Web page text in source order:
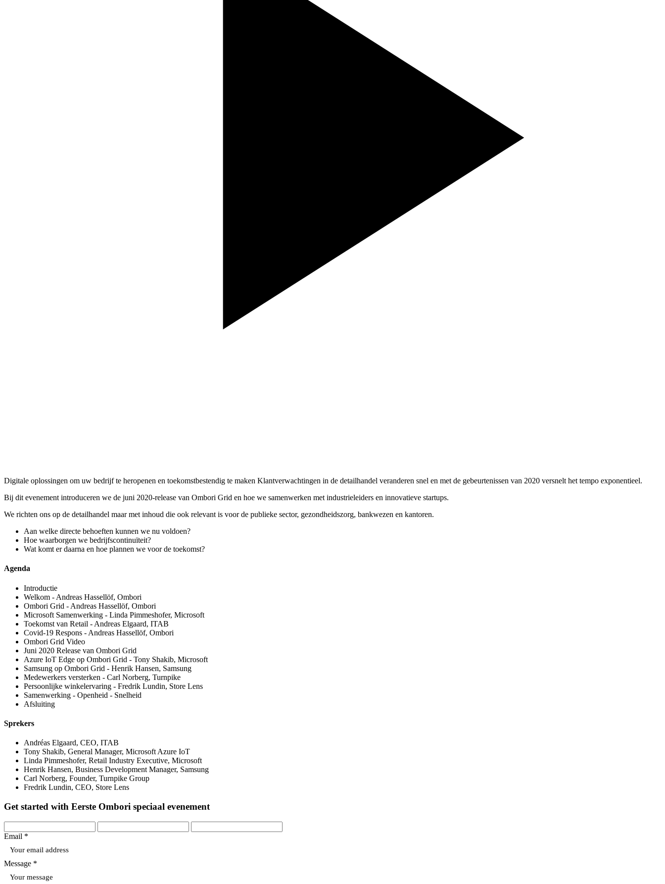
Digitale oplossingen om uw bedrijf te heropenen en toekomstbestendig te maken Klantverwachtingen in de detailhandel veranderen snel en met de gebeurtenissen van 2020 versnelt het tempo exponentieel.
Bij dit evenement introduceren we de juni 2020-release van Ombori Grid en hoe we samenwerken met industrieleiders en innovatieve startups.
We richten ons op de detailhandel maar met inhoud die ook relevant is voor de publieke sector, gezondheidszorg, bankwezen en kantoren.
Aan welke directe behoeften kunnen we nu voldoen?
Hoe waarborgen we bedrijfscontinuïteit?
Wat komt er daarna en hoe plannen we voor de toekomst?
Agenda
Introductie
Welkom - Andreas Hassellöf, Ombori
Ombori Grid - Andreas Hassellöf, Ombori
Microsoft Samenwerking - Linda Pimmeshofer, Microsoft
Toekomst van Retail - Andreas Elgaard, ITAB
Covid-19 Respons - Andreas Hassellöf, Ombori
Ombori Grid Video
Juni 2020 Release van Ombori Grid
Azure IoT Edge op Ombori Grid - Tony Shakib, Microsoft
Samsung op Ombori Grid - Henrik Hansen, Samsung
Medewerkers versterken - Carl Norberg, Turnpike
Persoonlijke winkelervaring - Fredrik Lundin, Store Lens
Samenwerking - Openheid - Snelheid
Afsluiting
Sprekers
Andréas Elgaard, CEO, ITAB
Tony Shakib, General Manager, Microsoft Azure IoT
Linda Pimmeshofer, Retail Industry Executive, Microsoft
Henrik Hansen, Business Development Manager, Samsung
Carl Norberg, Founder, Turnpike Group
Fredrik Lundin, CEO, Store Lens
Get started with Eerste Ombori speciaal evenement
Email *
Message *